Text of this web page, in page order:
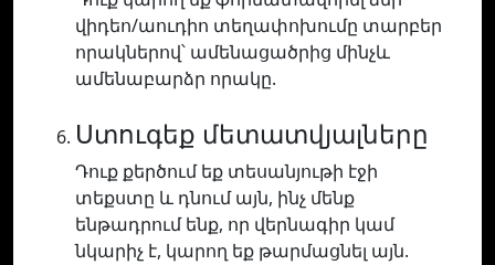
վիդեո/աուդիո տեղափոխումը տարբեր
որակներով՝ ամենացածրից մինչև
ամենաբարձր որակը.
Ստուգեք մետատվյալները
Դուք քերծում եք տեսանյութի էջի
տեքստը և դնում այն, ինչ մենք
ենթադրում ենք, որ վերնագիր կամ
նկարիչ է, կարող եք թարմացնել այն.